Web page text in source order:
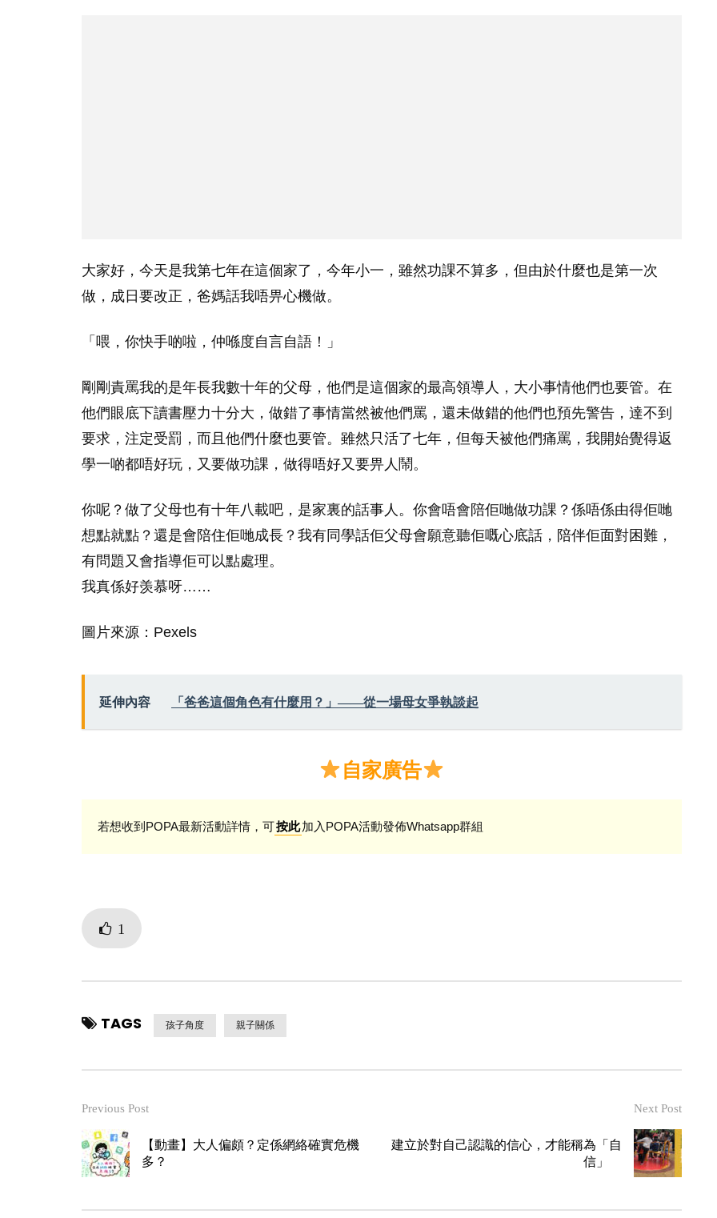
大家好，今天是我第七年在這個家了，今年小一，雖然功課不算多，但由於什麼也是第一次
做，成日要改正，爸媽話我唔畀心機做。
「喂，你快手啲啦，仲喺度自言自語！」
剛剛責罵我的是年長我數十年的父母，他們是這個家的最高領導人，大小事情他們也要管。在
他們眼底下讀書壓力十分大，做錯了事情當然被他們罵，還未做錯的他們也預先警告，達不到
要求，注定受罰，而且他們什麼也要管。雖然只活了七年，但每天被他們痛罵，我開始覺得返
學一啲都唔好玩，又要做功課，做得唔好又要畀人鬧。
你呢？做了父母也有十年八載吧，是家裏的話事人。你會唔會陪佢哋做功課？係唔係由得佢哋
想點就點？還是會陪住佢哋成長？我有同學話佢父母會願意聽佢嘅心底話，陪伴佢面對困難，
有問題又會指導佢可以點處理。
我真係好羡慕呀……
圖片來源：Pexels
延伸內容 「爸爸這個角色有什麼用？」——從一場母女爭執談起
自家廣告
若想收到POPA最新活動詳情，可按此加入POPA活動發佈Whatsapp群組
1
TAGS 孩子角度 親子關係
Previous Post
【動畫】大人偏頗？定係網絡確實危機
多？
Next Post
建立於對自己認識的信心，才能稱為「自
信」